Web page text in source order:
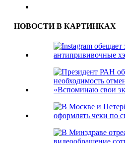
НОВОСТИ В КАРТИНКАХ